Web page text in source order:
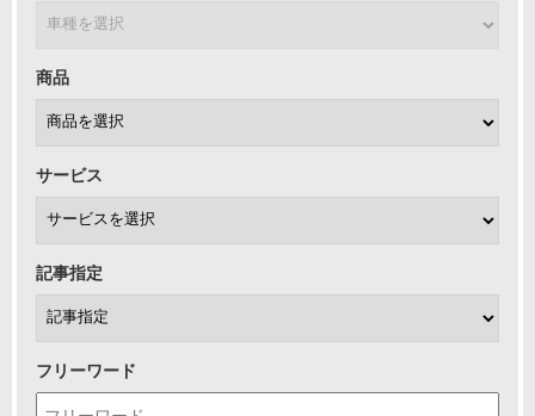
商品
サービス
記事指定
フリーワード